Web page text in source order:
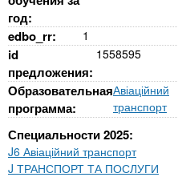
год:
edbo_rr: 1
id
предложения:
1558595
Образовательная
программа:
Авіаційний
транспорт
Специальности 2025:
J6 Авіаційний транспорт
J ТРАНСПОРТ ТА ПОСЛУГИ